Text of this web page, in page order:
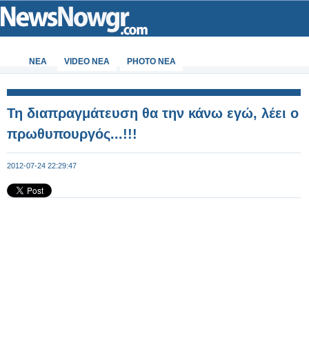
ΝΕΑ VIDEO NEA PHOTO NEA
Τη διαπραγμάτευση θα την κάνω εγώ, λέει ο
πρωθυπουργός...!!!
2012-07-24 22:29:47